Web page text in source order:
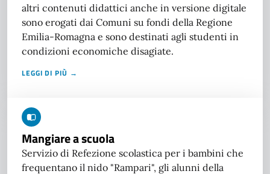
altri contenuti didattici anche in versione digitale
sono erogati dai Comuni su fondi della Regione
Emilia-Romagna e sono destinati agli studenti in
condizioni economiche disagiate.
LEGGI DI PIÙ →
Mangiare a scuola
Servizio di Refezione scolastica per i bambini che
frequentano il nido "Rampari", gli alunni della